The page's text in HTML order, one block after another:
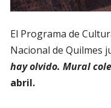
El Programa de
Nacional de Quilmes
hay olvido. Mural
abril.